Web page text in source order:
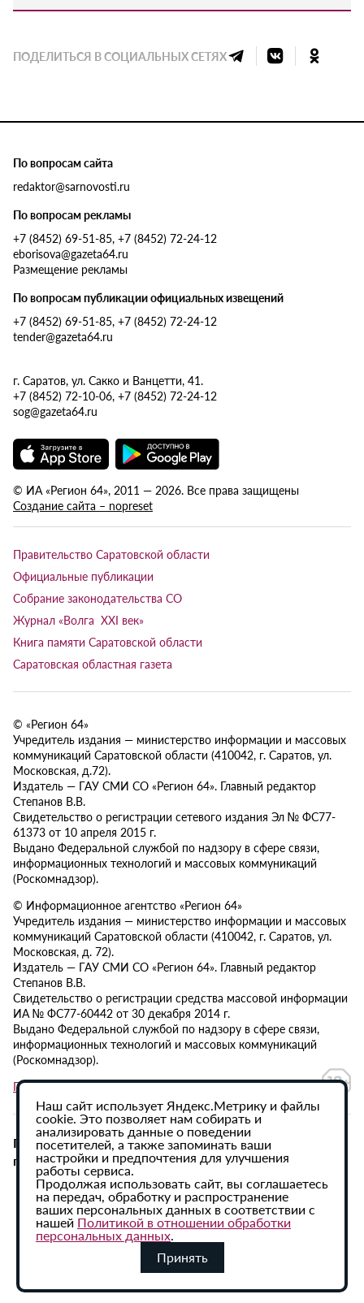
ПОДЕЛИТЬСЯ В СОЦИАЛЬНЫХ СЕТЯХ
По вопросам сайта
redaktor@sarnovosti.ru
По вопросам рекламы
+7 (8452) 69-51-85, +7 (8452) 72-24-12
eborisova@gazeta64.ru
Размещение рекламы
По вопросам публикации официальных извещений
+7 (8452) 69-51-85, +7 (8452) 72-24-12
tender@gazeta64.ru
г. Саратов, ул. Сакко и Ванцетти, 41.
+7 (8452) 72-10-06, +7 (8452) 72-24-12
sog@gazeta64.ru
© ИА «Регион 64», 2011 — 2026. Все права защищены
Создание сайта – nopreset
Правительство Саратовской области
Официальные публикации
Собрание законодательства СО
Журнал «Волга XXI век»
Книга памяти Саратовской области
Саратовская областная газета
© «Регион 64»
Учредитель издания — министерство информации и массовых
коммуникаций Саратовской области (410042, г. Саратов, ул.
Московская, д.72).
Издатель — ГАУ СМИ СО «Регион 64». Главный редактор
Степанов В.В.
Свидетельство о регистрации сетевого издания Эл № ФС77-
61373 от 10 апреля 2015 г.
Выдано Федеральной службой по надзору в сфере связи,
информационных технологий и массовых коммуникаций
(Роскомнадзор).
© Информационное агентство «Регион 64»
Учредитель издания — министерство информации и массовых
коммуникаций Саратовской области (410042, г. Саратов, ул.
Московская, д. 72).
Издатель — ГАУ СМИ СО «Регион 64». Главный редактор
Степанов В.В.
Свидетельство о регистрации средства массовой информации
ИА № ФС77-60442 от 30 декабря 2014 г.
Выдано Федеральной службой по надзору в сфере связи,
информационных технологий и массовых коммуникаций
(Роскомнадзор).
Политика в отношении обработки персональных данных
При использовании материалов сайта активная
гиперссылка на ИА «Регион 64» обязательна.
Наш сайт использует Яндекс.Метрику и файлы
cookie. Это позволяет нам собирать и
анализировать данные о поведении
посетителей, а также запоминать ваши
настройки и предпочтения для улучшения
работы сервиса.
Продолжая использовать сайт, вы соглашаетесь
на передач, обработку и распространение
ваших персональных данных в соответствии с
нашей Политикой в отношении обработки
персональных данных.
Принять